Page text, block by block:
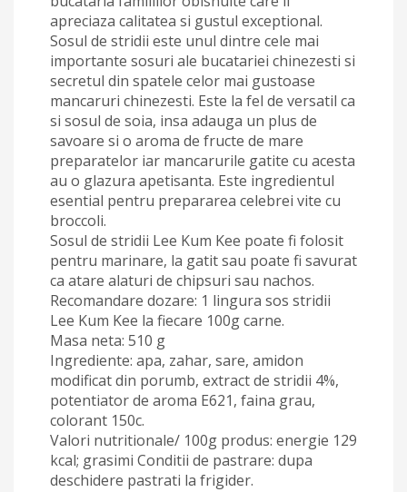
apreciaza calitatea si gustul exceptional.
Sosul de stridii este unul dintre cele mai
importante sosuri ale bucatariei chinezesti si
secretul din spatele celor mai gustoase
mancaruri chinezesti. Este la fel de versatil ca
si sosul de soia, insa adauga un plus de
savoare si o aroma de fructe de mare
preparatelor iar mancarurile gatite cu acesta
au o glazura apetisanta. Este ingredientul
esential pentru prepararea celebrei vite cu
broccoli.
Sosul de stridii Lee Kum Kee poate fi folosit
pentru marinare, la gatit sau poate fi savurat
ca atare alaturi de chipsuri sau nachos.
Recomandare dozare: 1 lingura sos stridii
Lee Kum Kee la fiecare 100g carne.
Masa neta: 510 g
Ingrediente: apa, zahar, sare, amidon
modificat din porumb, extract de stridii 4%,
potentiator de aroma E621, faina grau,
colorant 150c.
Valori nutritionale/ 100g produs: energie 129
kcal; grasimi Conditii de pastrare: dupa
deschidere pastrati la frigider.